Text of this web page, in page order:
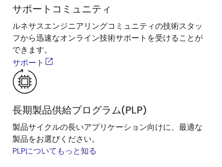
サポートコミュニティ
ルネサスエンジニアリングコミュニティの技術スタッ
フから迅速なオンライン技術サポートを受けることが
できます。
サポート
長期製品供給プログラム(PLP)
製品サイクルの長いアプリケーション向けに、最適な
製品をお選びください。
PLPについてもっと知る